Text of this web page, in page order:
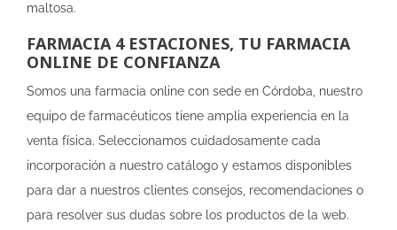
maltosa.
FARMACIA 4 ESTACIONES, TU FARMACIA
ONLINE DE CONFIANZA
Somos una farmacia online con sede en Córdoba, nuestro
equipo de farmacéuticos tiene amplia experiencia en la
venta física. Seleccionamos cuidadosamente cada
incorporación a nuestro catálogo y estamos disponibles
para dar a nuestros clientes consejos, recomendaciones o
para resolver sus dudas sobre los productos de la web.